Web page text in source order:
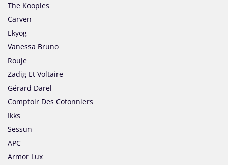
The Kooples
Carven
Ekyog
Vanessa Bruno
Rouje
Zadig Et Voltaire
Gérard Darel
Comptoir Des Cotonniers
Ikks
Sessun
APC
Armor Lux